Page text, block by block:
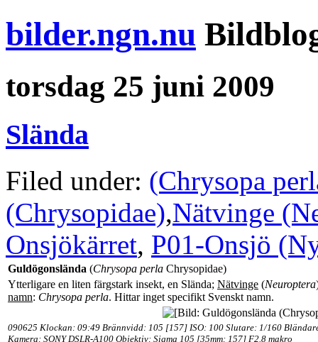
bilder.ngn.nu
torsdag 25 juni 2009
Slända
Filed under: (Chrysopa
(Chrysopidae),Nätvinge
Onsjökärret, P01-Onsjö
Guldögonslända (Chrysopa perla Chrysopidae)
Ytterligare en liten färgstark insekt, en Slända; Nätvinge (Neuroptera
namn: Chrysopa perla. Hittar inget specifikt Svenskt namn.
090625 Klockan: 09:49 Brännvidd: 105 [157] ISO: 100 Slutare: 1/160
Kamera: SONY DSLR-A100 Objektiv: Sigma 105 [35mm: 157] F2.8 makro